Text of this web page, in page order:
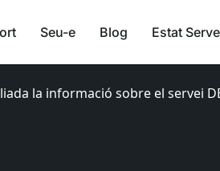
Seu-e Blog Estat
la informació sobre el servei